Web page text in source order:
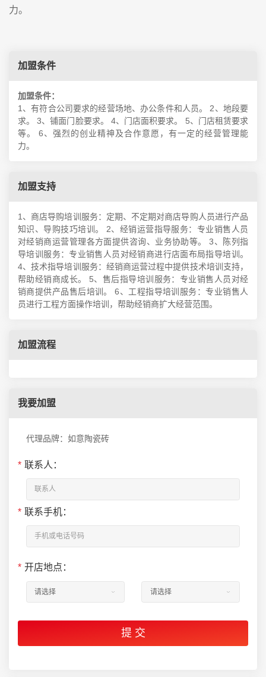
力。
加盟条件
加盟条件：
1、有符合公司要求的经营场地、办公条件和人员。 2、地段要
求。 3、铺面门脸要求。 4、门店面积要求。 5、门店租赁要求
等。 6、强烈的创业精神及合作意愿，有一定的经营管理能
力。
加盟支持
1、商店导购培训服务：定期、不定期对商店导购人员进行产品
知识、导购技巧培训。 2、经销运营指导服务：专业销售人员
对经销商运营管理各方面提供咨询、业务协助等。 3、陈列指
导培训服务：专业销售人员对经销商进行店面布局指导培训。
4、技术指导培训服务：经销商运营过程中提供技术培训支持，
帮助经销商成长。 5、售后指导培训服务：专业销售人员对经
销商提供产品售后培训。 6、工程指导培训服务：专业销售人
员进行工程方面操作培训，帮助经销商扩大经营范围。
加盟流程
我要加盟
代理品牌：如意陶瓷砖
* 联系人：
* 联系手机：
* 开店地点：